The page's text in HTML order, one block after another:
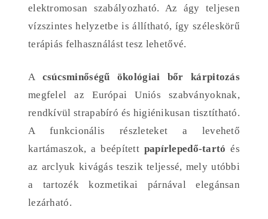
elektromosan szabályozható. Az ágy teljesen
vízszintes helyzetbe is állítható, így széleskörű
terápiás felhasználást tesz lehetővé.
A csúcsminőségű ökológiai bőr kárpitozás
megfelel az Európai Uniós szabványoknak,
rendkívül strapabíró és higiénikusan tisztítható.
A funkcionális részleteket a levehető
kartámaszok, a beépített papírlepedő-tartó és
az arclyuk kivágás teszik teljessé, mely utóbbi
a tartozék kozmetikai párnával elegánsan
lezárható.